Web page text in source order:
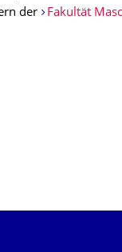
der
Fakultät